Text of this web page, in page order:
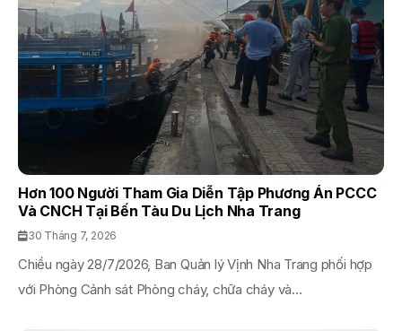
Hơn 100 Người Tham Gia Diễn Tập Phương Án PCCC
Và CNCH Tại Bến Tàu Du Lịch Nha Trang
30 Tháng 7, 2026
Chiều ngày 28/7/2026, Ban Quản lý Vịnh Nha Trang phối hợp
với Phòng Cảnh sát Phòng cháy, chữa cháy và...